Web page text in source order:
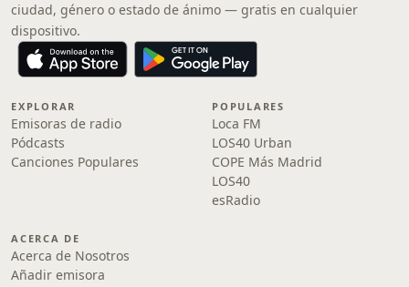
ciudad, género o estado de ánimo — gratis en cualquier
dispositivo.
EXPLORAR
Emisoras de radio
Pódcasts
Canciones Populares
POPULARES
Loca FM
LOS40 Urban
COPE Más Madrid
LOS40
esRadio
ACERCA DE
Acerca de Nosotros
Añadir emisora